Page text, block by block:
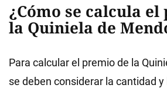
¿Cómo se calcula
la Quiniela de
Para calcular el premio de la
se deben considerar la cantidad